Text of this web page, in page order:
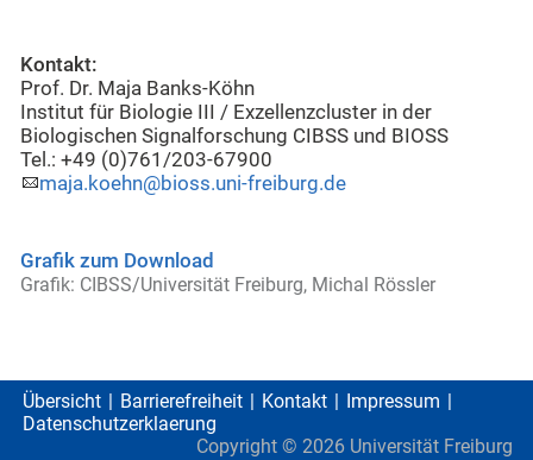
Kontakt:
Prof. Dr. Maja Banks-Köhn
Institut für Biologie III / Exzellenzcluster in der
Biologischen Signalforschung CIBSS und BIOSS
Tel.: +49 (0)761/203-67900
maja.koehn@bioss.uni-freiburg.de
Grafik zum Download
Grafik: CIBSS/Universität Freiburg, Michal Rössler
Übersicht Barrierefreiheit Kontakt
Impressum
Datenschutzerklaerung
Copyright © 2026 Universität Freiburg